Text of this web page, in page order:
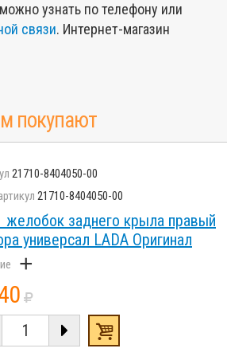
узнать по телефону или
связи. Интернет-магазин
покупают
21710-8404050-00
21710-8404050-00
желобок заднего крыла правый
универсал LADA Оригинал
+